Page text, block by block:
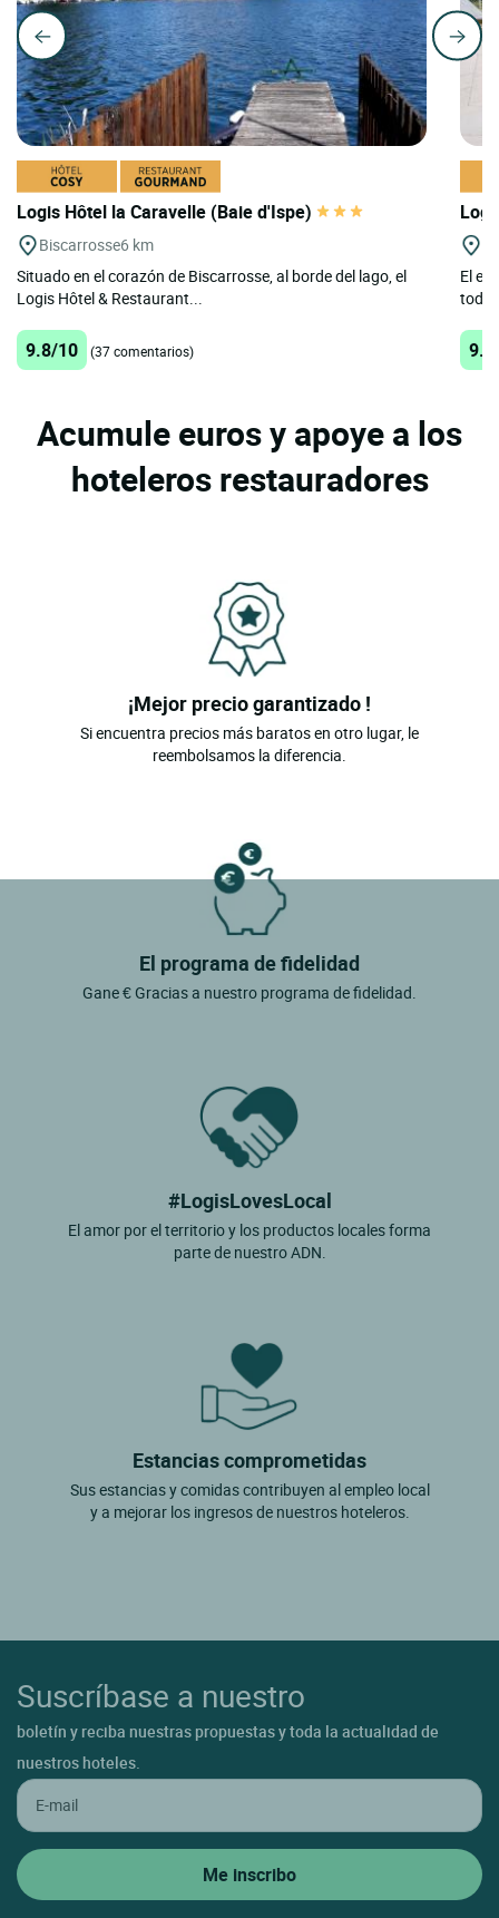
Logis Hôtel la Caravelle (Baie d'Ispe)
Biscarrosse6 km
Situado en el corazón de Biscarrosse, al borde del lago, el
Logis Hôtel & Restaurant...
9.8/10 (37 comentarios)
El
todo
Acumule euros y apoye a los
hoteleros restauradores
¡Mejor precio garantizado !
Si encuentra precios más baratos en otro lugar, le
reembolsamos la diferencia.
El programa de fidelidad
Gane € Gracias a nuestro programa de fidelidad.
#LogisLovesLocal
El amor por el territorio y los productos locales forma
parte de nuestro ADN.
Estancias comprometidas
Sus estancias y comidas contribuyen al empleo local
y a mejorar los ingresos de nuestros hoteleros.
Suscríbase a nuestro
boletín y reciba nuestras propuestas y toda la actualidad de
nuestros hoteles.